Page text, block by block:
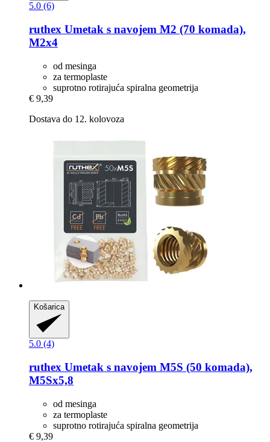
5.0 (6)
ruthex Umetak s navojem M2 (70 komada),
M2x4
od mesinga
za termoplaste
suprotno rotirajuća spiralna geometrija
€ 9,39
Dostava do 12. kolovoza
Košarica
5.0 (4)
ruthex Umetak s navojem M5S (50 komada),
M5Sx5,8
od mesinga
za termoplaste
suprotno rotirajuća spiralna geometrija
€ 9,39